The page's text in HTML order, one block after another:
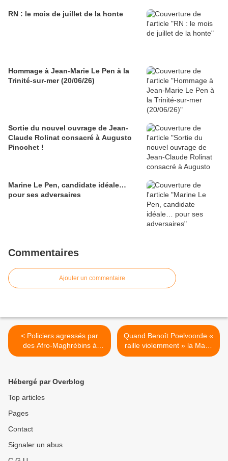
RN : le mois de juillet de la honte
Hommage à Jean-Marie Le Pen à la
Trinité-sur-mer (20/06/26)
Sortie du nouvel ouvrage de Jean-
Claude Rolinat consacré à Augusto
Pinochet !
Marine Le Pen, candidate idéale…
pour ses adversaires
Commentaires
Ajouter un commentaire
< Policiers agressés par
des Afro-Maghrébins à
Marseille : la sénatrice PS
Quand Benoît Poelvoorde «
raille violemment » la Manif
pour tous… (par Gabrielle
Hébergé par Overblog
Top articles
Pages
Contact
Signaler un abus